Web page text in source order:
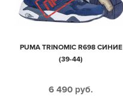
PUMA TRINOMIC R698 СИНИЕ
(39-44)
6 490 руб.